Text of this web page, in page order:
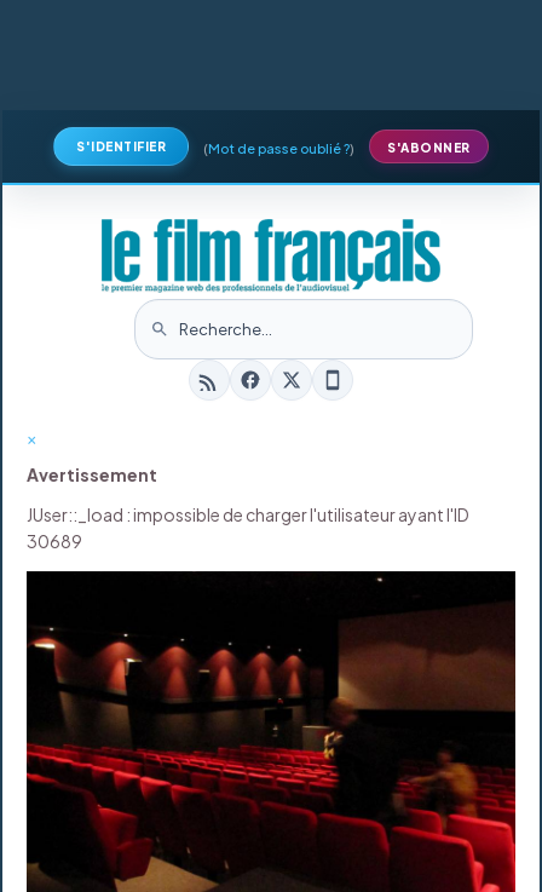
S'IDENTIFIER (Mot de passe oublié ?) S'ABONNER
×
Avertissement
JUser::_load : impossible de charger l'utilisateur ayant l'ID
30689